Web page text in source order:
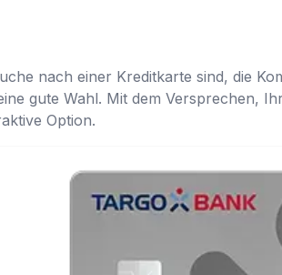
nach einer Kreditkarte sind, die
gute Wahl. Mit dem Versprechen,
Option.